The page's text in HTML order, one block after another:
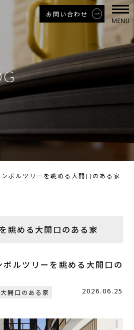
お問い合わせ
ンボルツリーを眺める大開口のある家
眺める大開口のある家
ルツリーを眺める大開口の
開口のある家 2026.06.25